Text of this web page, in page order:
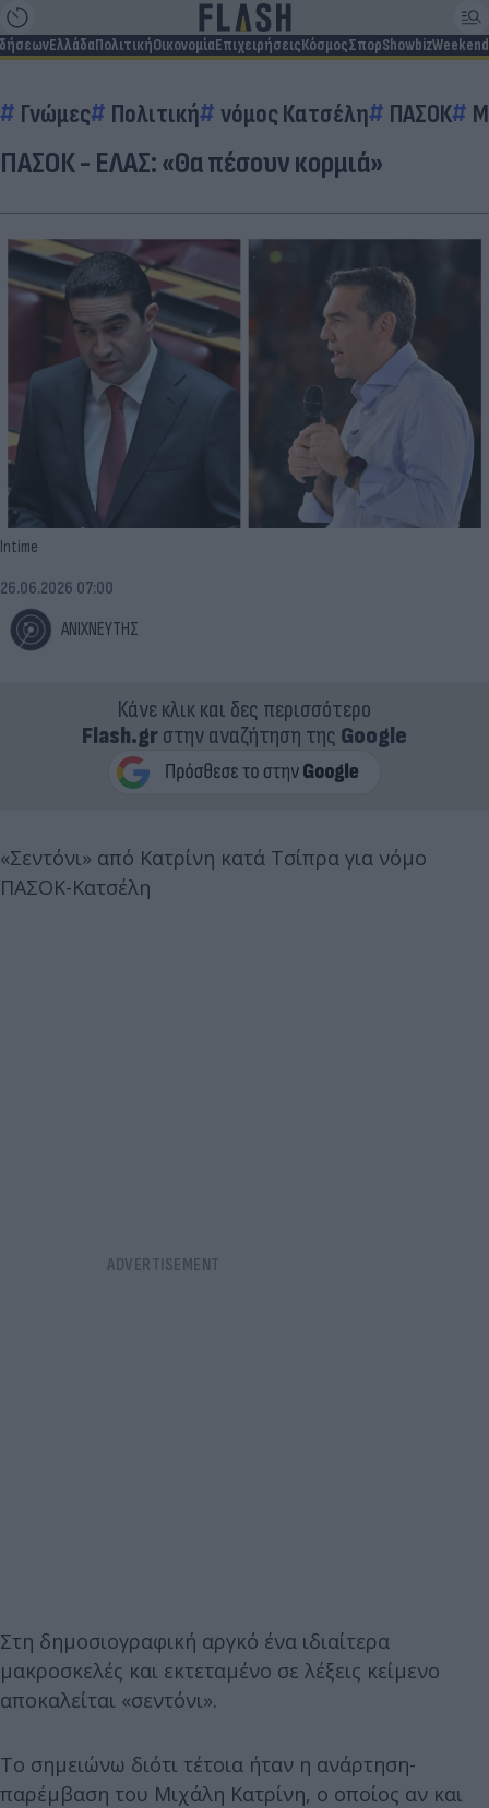
ΕλλάδαΠολιτικήΟικονομίαΕπιχειρήσειςΚόσμοςΣπορShowbizWeekend
Γνώμες Πολιτική νόμος Κατσέλη ΠΑΣΟΚ
ΠΑΣΟΚ - ΕΛΑΣ: «Θα πέσουν κορμιά»
Intime
ΑΝΙΧΝΕΥΤΗΣ
26.06.2026 07:00
Κάνε κλικ και δες περισσότερο
Flash.grστην αναζήτηση της Google
«Σεντόνι» από Κατρίνη κατά Τσίπρα για νόμο
ΠΑΣΟΚ-Κατσέλη
Στη δημοσιογραφική αργκό ένα ιδιαίτερα
μακροσκελές και εκτεταμένο σε λέξεις κείμενο
αποκαλείται «σεντόνι».
Το σημειώνω διότι τέτοια ήταν η ανάρτηση-
παρέμβαση του Μιχάλη Κατρίνη, ο οποίος αν και